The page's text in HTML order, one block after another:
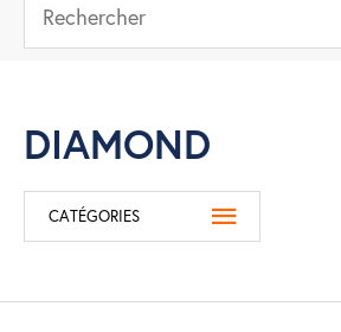
DIAMOND
CATÉGORIES